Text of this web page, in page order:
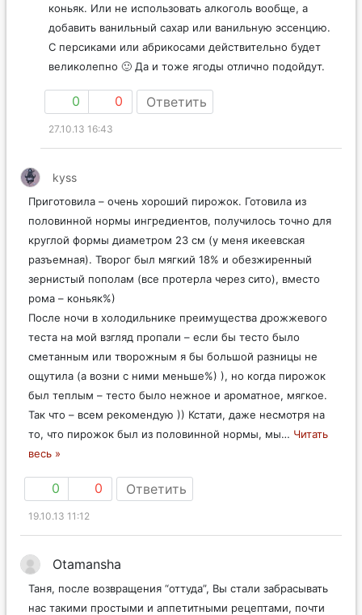
коньяк. Или не использовать алкоголь вообще, а
добавить ванильный сахар или ванильную эссенцию.
С персиками или абрикосами действительно будет
великолепно 🙂 Да и тоже ягоды отлично подойдут.
0 0 Ответить
27.10.13 16:43
kyss
Приготовила – очень хороший пирожок. Готовила из
половинной нормы ингредиентов, получилось точно для
круглой формы диаметром 23 cм (у меня икеевская
разъемная). Творог был мягкий 18% и обезжиренный
зернистый пополам (все протерла через сито), вместо
рома – коньяк%)
После ночи в холодильнике преимущества дрожжевого
теста на мой взгляд пропали – если бы тесто было
сметанным или творожным я бы большой разницы не
ощутила (а возни с ними меньше%) ), но когда пирожок
был теплым – тесто было нежное и ароматное, мягкое.
Так что – всем рекомендую )) Кстати, даже несмотря на
то, что пирожок был из половинной нормы, мы… Читать
весь »
0 0 Ответить
19.10.13 11:12
Otamansha
Таня, после возвращения “оттуда”, Вы стали забрасывать
нас такими простыми и аппетитными рецептами, почти